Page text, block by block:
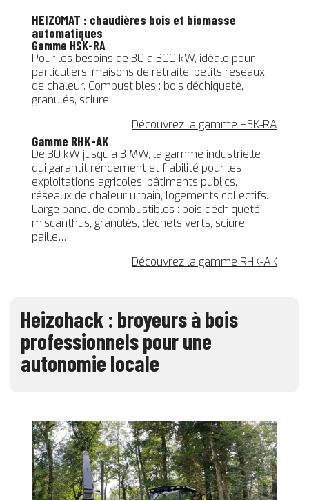
HEIZOMAT : chaudières bois et biomasse
automatiques
Gamme HSK-RA
Pour les besoins de 30 à 300 kW, idéale pour
particuliers, maisons de retraite, petits réseaux
de chaleur. Combustibles : bois déchiqueté,
granulés, sciure.
Découvrez la gamme HSK-RA
Gamme RHK-AK
De 30 kW jusqu’à 3 MW, la gamme industrielle
qui garantit rendement et fiabilité pour les
exploitations agricoles, bâtiments publics,
réseaux de chaleur urbain, logements collectifs.
Large panel de combustibles : bois déchiqueté,
miscanthus, granulés, déchets verts, sciure,
paille…
Découvrez la gamme RHK-AK
Heizohack : broyeurs à bois
professionnels pour une
autonomie locale